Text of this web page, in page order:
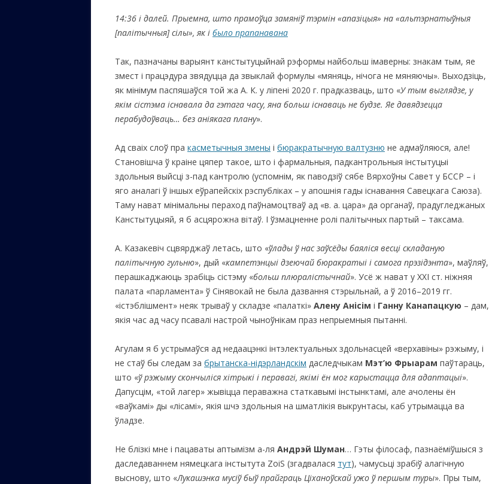
ЕВРЕЙСКАЯ ЖИЗНЬ В
КАЛИНКОВИЧАХ СЕЙЧАС
ОЗАРИЧИ
ИНФОРМАЦИЯ К СТАРОМУ
САЙТУ
ВАШИ ПИСЬМА
КТО КОГО ИЩЕТ
14:36 і далей. Прыемна, што прамоўца замяніў тэрмін «апазіцыя» на «альтэрнатыўныя
[палітычныя] сілы», як і было прапанавана
Так, пазначаны варыянт канстытуцыйнай рэформы найбольш імаверны: знакам тым, яе
змест i працэдура звядуцца да звыклай формулы «мяняць, нічога не мяняючы». Выходзіць,
як мінімум паспяшаўся той жа А. К. у ліпені 2020 г. прадказваць, што «У тым выглядзе, у
якім сістэма існавала да гэтага часу, яна больш існаваць не будзе.Яе давядзецца
перабудоўваць… без аніякага плану».
Ад сваіх слоў пра касметычныя змены і бюракратычную валтузню не адмаўляюся, але!
Становішча ў краіне цяпер такое, што і фармальныя, падкантрольныя інстытуцыі
здольныя выйсці з-пад кантролю (успомнім, як паводзіў сябе Вярхоўны Савет у БССР – і
яго аналагі ў іншых еўрапейскіх рэспубліках – у апошнія гады існавання Савецкага Саюза).
Таму нават мінімальны пераход паўнамоцтваў ад «в. а. цара» да органаў, прадугледжаных
Канстытуцыяй, я б асцярожна вітаў. І ўзмацненне ролі палітычных партый – таксама.
А. Казакевіч сцвярджаў летась, што «ўлады ў нас заўсёды баяліся весці складаную
палітычную гульню», дый «кампетэнцыі дзеючай бюракратыі і самога прэзідэнта», маўляў,
перашкаджаюць зрабіць сістэму «больш плюралістычнай». Усё ж нават у ХХІ ст. ніжняя
палата «парламента» ў Сінявокай не была дазвання стэрыльнай, а ў 2016–2019 гг.
«істэблішмент» неяк трываў у складзе «палаткі» Алену Анісім і Ганну Канапацкую – дам,
якія час ад часу псавалі настрой чыноўнікам праз непрыемныя пытанні.
Агулам я б устрымаўся ад недаацэнкі інтэлектуальных здольнасцей «верхавіны» рэжыму, і
не стаў бы следам за брытанска-нідэрландскім даследчыкам Мэт’ю Фрыарам паўтараць,
што «ў рэжыму скончыліся хітрыкі і перавагі, якімі ён мог карыстацца для адаптацыі».
Дапусцім, «той лагер» жывіцца пераважна статкавымі інстынктамі, але ачолены ён
«ваўкамі» ды «лісамі», якія шчэ здольныя на шматлікія выкрунтасы, каб утрымацца ва
ўладзе.
Не блізкі мне і пацаваты аптымізм а-ля Андрэй Шуман… Гэты філосаф, пазнаёміўшыся з
даследаваннем нямецкага інстытута ZoiS (згадвалася тут), чамусьці зрабіў алагічную
выснову, што «Лукашэнка мусіў быў прайграць Ціханоўскай ужо ў першым туры». Пры тым,